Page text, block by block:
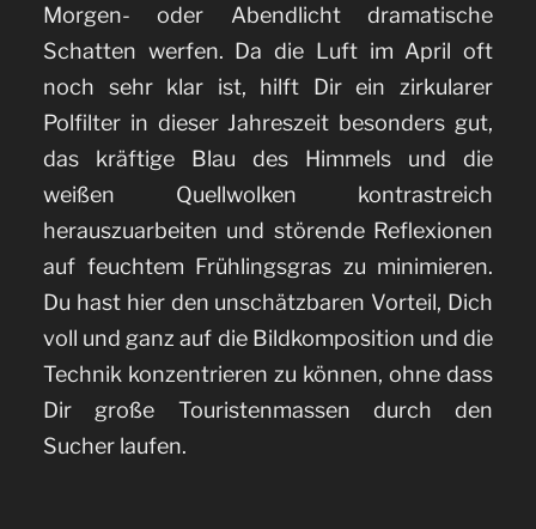
Morgen- oder Abendlicht dramatische
Schatten werfen. Da die Luft im April oft
noch sehr klar ist, hilft Dir ein zirkularer
Polfilter in dieser Jahreszeit besonders gut,
das kräftige Blau des Himmels und die
weißen Quellwolken kontrastreich
herauszuarbeiten und störende Reflexionen
auf feuchtem Frühlingsgras zu minimieren.
Du hast hier den unschätzbaren Vorteil, Dich
voll und ganz auf die Bildkomposition und die
Technik konzentrieren zu können, ohne dass
Dir große Touristenmassen durch den
Sucher laufen.